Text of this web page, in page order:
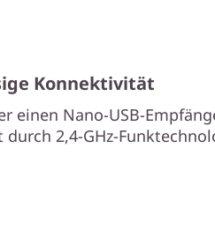
Konnektivität
einen Nano-USB-
2,4-GHz-